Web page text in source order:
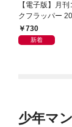
【電子版】月刊
クフラッパー
月号730
新着
少年マ